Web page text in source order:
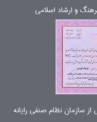
و ارشاد اسلامی
سازمان نظام صنفی رایانه